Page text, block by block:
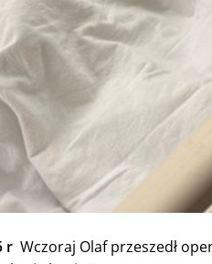
r Wczoraj Olaf przeszedł